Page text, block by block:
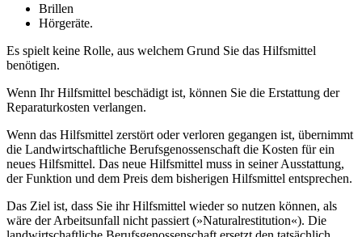
Brillen
Hörgeräte.
Es spielt keine Rolle, aus welchem Grund Sie das Hilfsmittel
benötigen.
Wenn Ihr Hilfsmittel beschädigt ist, können Sie die Erstattung der
Reparaturkosten verlangen.
Wenn das Hilfsmittel zerstört oder verloren gegangen ist, übernimmt
die Landwirtschaftliche Berufsgenossenschaft die Kosten für ein
neues Hilfsmittel. Das neue Hilfsmittel muss in seiner Ausstattung,
der Funktion und dem Preis dem bisherigen Hilfsmittel entsprechen.
Das Ziel ist, dass Sie ihr Hilfsmittel wieder so nutzen können, als
wäre der Arbeitsunfall nicht passiert (»Naturalrestitution«). Die